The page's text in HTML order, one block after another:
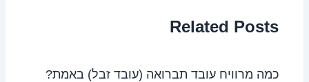
Related Posts
כמה מרוויח עובד תברואה (עובד זבל) באמת?